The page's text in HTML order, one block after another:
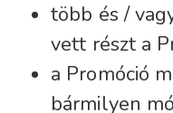
több és /
vett részt a
a Promóció
bármilyen